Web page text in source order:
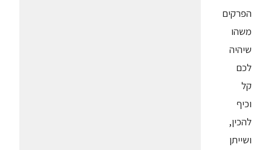
הפרקים
משהו
שיהיה
לכם
קל
וכיף
להכין,
ושייתן